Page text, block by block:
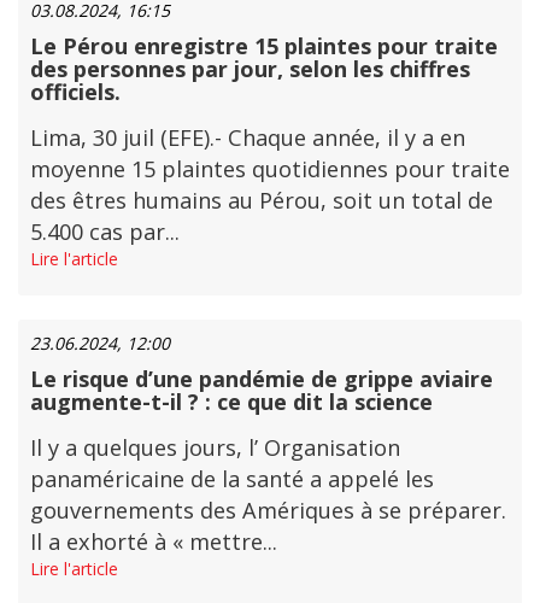
03.08.2024, 16:15
Le Pérou enregistre 15 plaintes pour traite
des personnes par jour, selon les chiffres
officiels.
Lima, 30 juil (EFE).- Chaque année, il y a en
moyenne 15 plaintes quotidiennes pour traite
des êtres humains au Pérou, soit un total de
5.400 cas par...
Lire l'article
23.06.2024, 12:00
Le risque d’une pandémie de grippe aviaire
augmente-t-il ? : ce que dit la science
Il y a quelques jours, l’ Organisation
panaméricaine de la santé a appelé les
gouvernements des Amériques à se préparer.
Il a exhorté à « mettre...
Lire l'article